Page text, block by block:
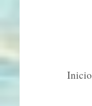
Inicio